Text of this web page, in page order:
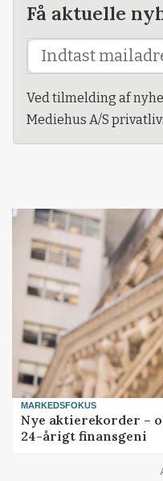
Få aktuelle
Ved tilmelding af
Mediehus A/S
MARKEDSFOKUS
Nye aktierekorder –
24-årigt finansgeni